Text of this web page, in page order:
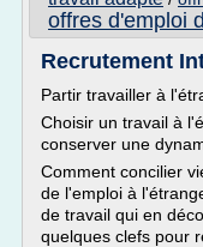
offres d'emploi
Recrutement
Partir travailler à
Choisir un travail à
conserver une
Comment concilier
de l'emploi à
de travail qui en
quelques clefs pour